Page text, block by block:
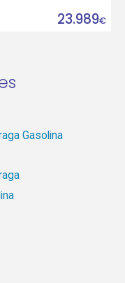
23.989€
Gasolina